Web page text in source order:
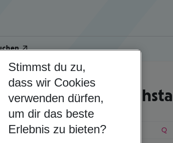
nach
K L M N Q
Stimmst du zu,
dass wir Cookies
verwenden dürfen,
um dir das beste
Erlebnis zu bieten?